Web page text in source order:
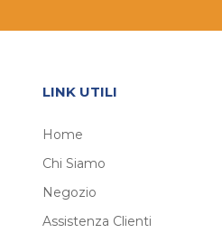
LINK UTILI
Home
Chi Siamo
Negozio
Assistenza Clienti